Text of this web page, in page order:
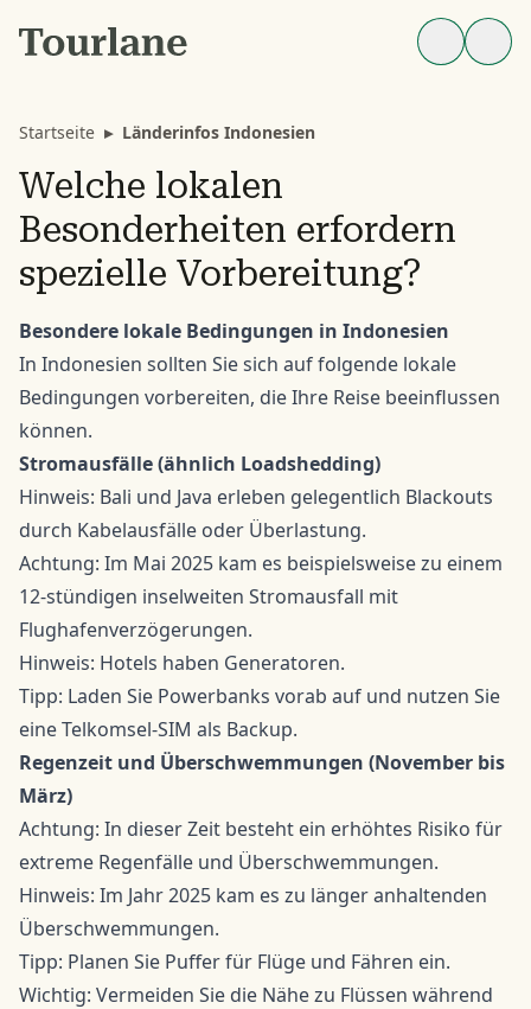
Startseite ▸ Länderinfos Indonesien
Welche lokalen
Besonderheiten erfordern
spezielle Vorbereitung?
Besondere lokale Bedingungen in Indonesien
In Indonesien sollten Sie sich auf folgende lokale
Bedingungen vorbereiten, die Ihre Reise beeinflussen
können.
Stromausfälle (ähnlich Loadshedding)
Hinweis: Bali und Java erleben gelegentlich Blackouts
durch Kabelausfälle oder Überlastung.
Achtung: Im Mai 2025 kam es beispielsweise zu einem
12-stündigen inselweiten Stromausfall mit
Flughafenverzögerungen.
Hinweis: Hotels haben Generatoren.
Tipp: Laden Sie Powerbanks vorab auf und nutzen Sie
eine Telkomsel-SIM als Backup.
Regenzeit und Überschwemmungen (November bis
März)
Achtung: In dieser Zeit besteht ein erhöhtes Risiko für
extreme Regenfälle und Überschwemmungen.
Hinweis: Im Jahr 2025 kam es zu länger anhaltenden
Überschwemmungen.
Tipp: Planen Sie Puffer für Flüge und Fähren ein.
Wichtig: Vermeiden Sie die Nähe zu Flüssen während